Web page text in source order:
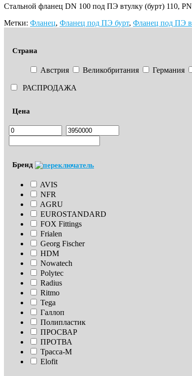
Стальной фланец DN 100 под ПЭ втулку (бурт) 110,
Метки: Фланец, Фланец под ПЭ бурт, Фланец под ПЭ
Страна
Австрия Великобритания Германия
РАСПРОДАЖА
Цена
Бренд
AVIS
NFR
AGRU
EUROSTANDARD
FOX Fittings
Frialen
Georg Fischer
HDM
Nowatech
Polytec
Radius
Ritmo
Tega
Галлоп
Полипластик
ПРОСВАР
ПРОТВА
Трасса-М
Elofit